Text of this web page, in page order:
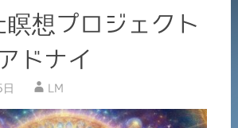
瞑想プロジェクト
ドナイ
LM